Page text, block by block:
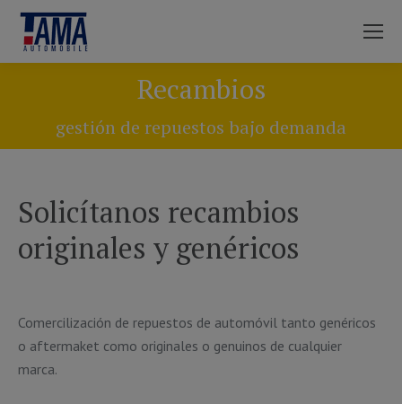
Recambios
gestión de repuestos bajo demanda
Solicítanos recambios
originales y genéricos
Comercilización de repuestos de automóvil tanto genéricos
o aftermaket como originales o genuinos de cualquier
marca.